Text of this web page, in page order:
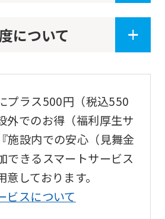
について
プラス500円（税込550
外でのお得（福利厚生サ
施設内での安心（見舞金
できるスマートサービス
しております。
ビスについて
Japanese
this
website
will
be
translated
mechanically,